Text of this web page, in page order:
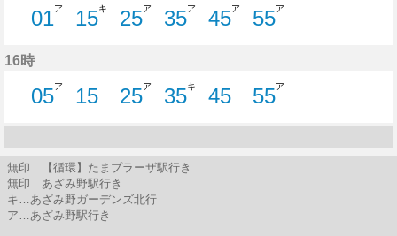
01ア
15キ
25ア
35ア
45ア
55ア
16時
05
5分はつ
ア
15
15分はつ
25
25分はつ
ア
35
35分はつ
キ
45
45分はつ
55
55分はつ
ア
無印…【循環】たまプラーザ駅行き
無印…あざみ野駅行き
キ…あざみ野ガーデンズ北行
ア…あざみ野駅行き